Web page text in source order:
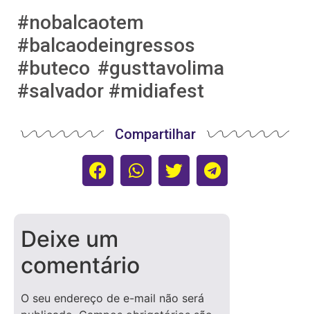
#nobalcaotem
#balcaodeingressos
#buteco #gusttavolima
#salvador #midiafest
Compartilhar
Deixe um
comentário
O seu endereço de e-mail não será